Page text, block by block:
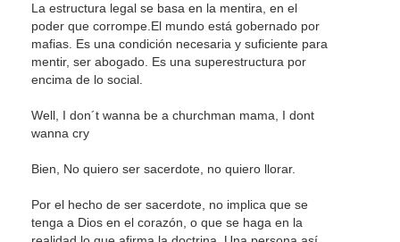
La estructura legal se basa en la mentira, en el
poder que corrompe.El mundo está gobernado por
mafias. Es una condición necesaria y suficiente para
mentir, ser abogado. Es una superestructura por
encima de lo social.
Well, I don´t wanna be a churchman mama, I dont
wanna cry
Bien, No quiero ser sacerdote, no quiero llorar.
Por el hecho de ser sacerdote, no implica que se
tenga a Dios en el corazón, o que se haga en la